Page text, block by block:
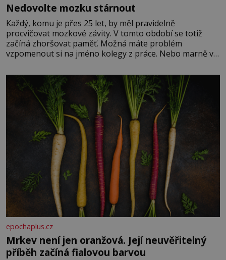
Nedovolte mozku stárnout
Každý, komu je přes 25 let, by měl pravidelně
procvičovat mozkové závity. V tomto období se totiž
začíná zhoršovat paměť. Možná máte problém
vzpomenout si na jméno kolegy z práce. Nebo marně v
Je to opravdu tak, s věkem jako kdyby se paměť
rozhodla stávkovat. Cvičte
epochaplus.cz
Mrkev není jen oranžová. Její neuvěřitelný
příběh začíná fialovou barvou